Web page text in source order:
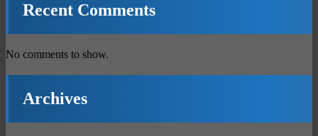
Recent Comments
No comments to show.
Archives